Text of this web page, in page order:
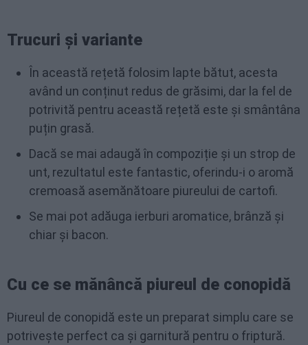
Trucuri și variante
În această rețetă folosim lapte bătut, acesta
având un conținut redus de grăsimi, dar la fel de
potrivită pentru această rețetă este și smântâna
puțin grasă.
Dacă se mai adaugă în compoziție și un strop de
unt, rezultatul este fantastic, oferindu-i o aromă
cremoasă asemănătoare piureului de cartofi.
Se mai pot adăuga ierburi aromatice, brânză și
chiar și bacon.
Cu ce se mănâncă piureul de conopidă
Piureul de conopidă este un preparat simplu care se
potrivește perfect ca și garnitură pentru o friptură.